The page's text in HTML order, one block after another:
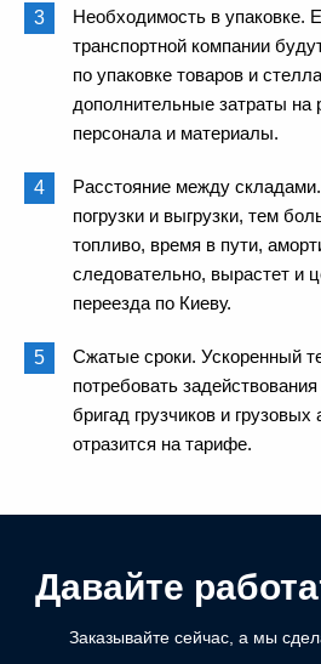
Необходимость в упаковке.
транспортной компании
по упаковке товаров и
дополнительные затраты на
персонала и материалы.
Расстояние между
погрузки и выгрузки, тем
топливо, время в пути,
следовательно, вырастет и
переезда по Киеву.
Сжатые сроки. Ускоренный
потребовать
бригад грузчиков и
отразится на тарифе.
Давайте
Заказывайте сейчас, а мы